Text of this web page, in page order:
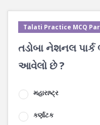
Talati Practice MCQ
તડોબા નેશનલ
આવેલો છે ?
મહારાષ્ટ્ર
કર્ણાટક